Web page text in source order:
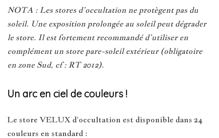
NOTA : Les stores d’occultation ne protègent pas du
soleil. Une exposition prolongée au soleil peut dégrader
le store. Il est fortement recommandé d’utiliser en
complément un store pare-soleil extérieur (obligatoire
en zone Sud, cf : RT 2012).
Un arc en ciel de couleurs !
Le store VELUX d’occultation est disponible dans 24
couleurs en standard :